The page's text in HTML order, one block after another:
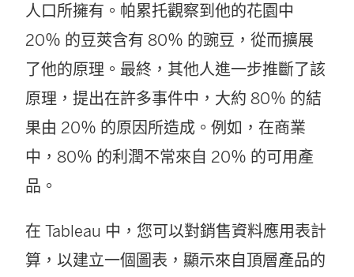
人口所擁有。帕累托觀察到他的花園中
20％ 的豆莢含有 80％ 的豌豆，從而擴展
了他的原理。最終，其他人進一步推斷了該
原理，提出在許多事件中，大約 80％ 的結
果由 20％ 的原因所造成。例如，在商業
中，80％ 的利潤不常來自 20％ 的可用產
品。
在 Tableau 中，您可以對銷售資料應用表計
算，以建立一個圖表，顯示來自頂層產品的